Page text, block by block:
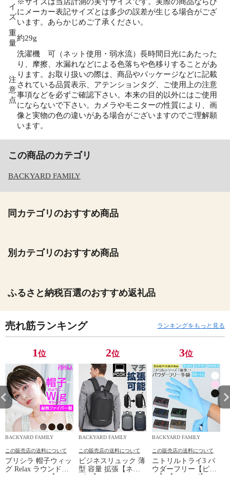
イ
ズ
にメーカー表記サイズとは多少の誤差が生じる場合がござ
います。あらかじめご了承ください。
重
量
約29g
注
意
点
洗濯機 可（ネット使用・弱水流）長時間日光にあたった
り、摩擦、水漏れなどによる色落ちや色移りすることがあ
ります。お取り扱いの際は、商品やパッケージなどに記載
されている品質表示、アテンションタグ、ご使用上の注意
事項などを必ずご確認下さい。本来の目的以外にはご使用
にならないで下さい。カメラやモニターの性質により、画
像と実物の色の違いがある場合がございますのでご理解願
います。
この商品のカテゴリ
BACKYARD FAMILY
同カテゴリのおすすめ商品
別カテゴリのおすすめ商品
ふるさと納税百選のおすすめ返礼品
売れ筋ランキング ランキングをもっと見る
1位
BACKYARD FAMILY
この販売店の送料について
プリシラ 帽子ウィッ
グ Relax ラウンドマ
2位
BACKYARD FAMILY
この販売店の送料について
ビジネスリュック 薄
型 容量 拡張【ネイ
3位
BACKYARD FAMILY
この販売店の送料について
ニトリルトライ3 パ
ウダーフリー【ピン